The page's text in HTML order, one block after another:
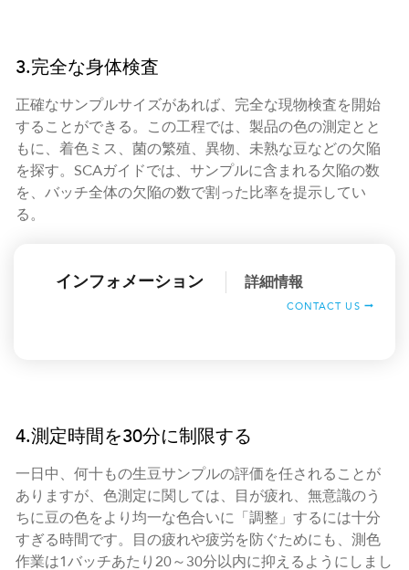
3.完全な身体検査
正確なサンプルサイズがあれば、完全な現物検査を開始
することができる。この工程では、製品の色の測定とと
もに、着色ミス、菌の繁殖、異物、未熟な豆などの欠陥
を探す。SCAガイドでは、サンプルに含まれる欠陥の数
を、バッチ全体の欠陥の数で割った比率を提示してい
る。
インフォメーション 詳細情報
CONTACT US
4.測定時間を30分に制限する
一日中、何十もの生豆サンプルの評価を任されることが
ありますが、色測定に関しては、目が疲れ、無意識のう
ちに豆の色をより均一な色合いに「調整」するには十分
すぎる時間です。目の疲れや疲労を防ぐためにも、測色
作業は1バッチあたり20～30分以内に抑えるようにしまし